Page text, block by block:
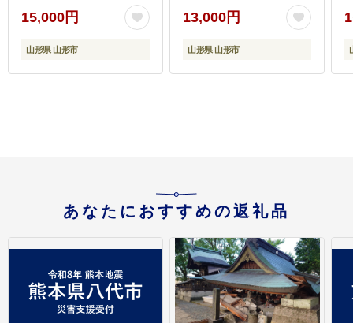
約】FS25-780
15,000円
山形県 山形市
13,000円
山形県 山形市
あなたにおすすめの返礼品